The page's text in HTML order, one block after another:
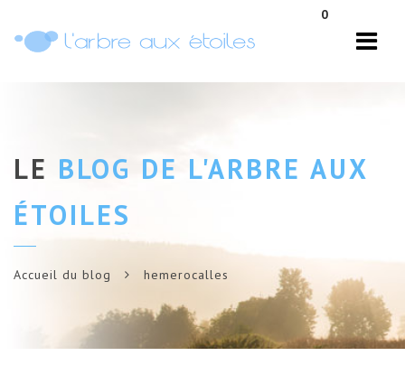
0
LE BLOG DE L'ARBRE AUX
ÉTOILES
Accueil du blog hemerocalles